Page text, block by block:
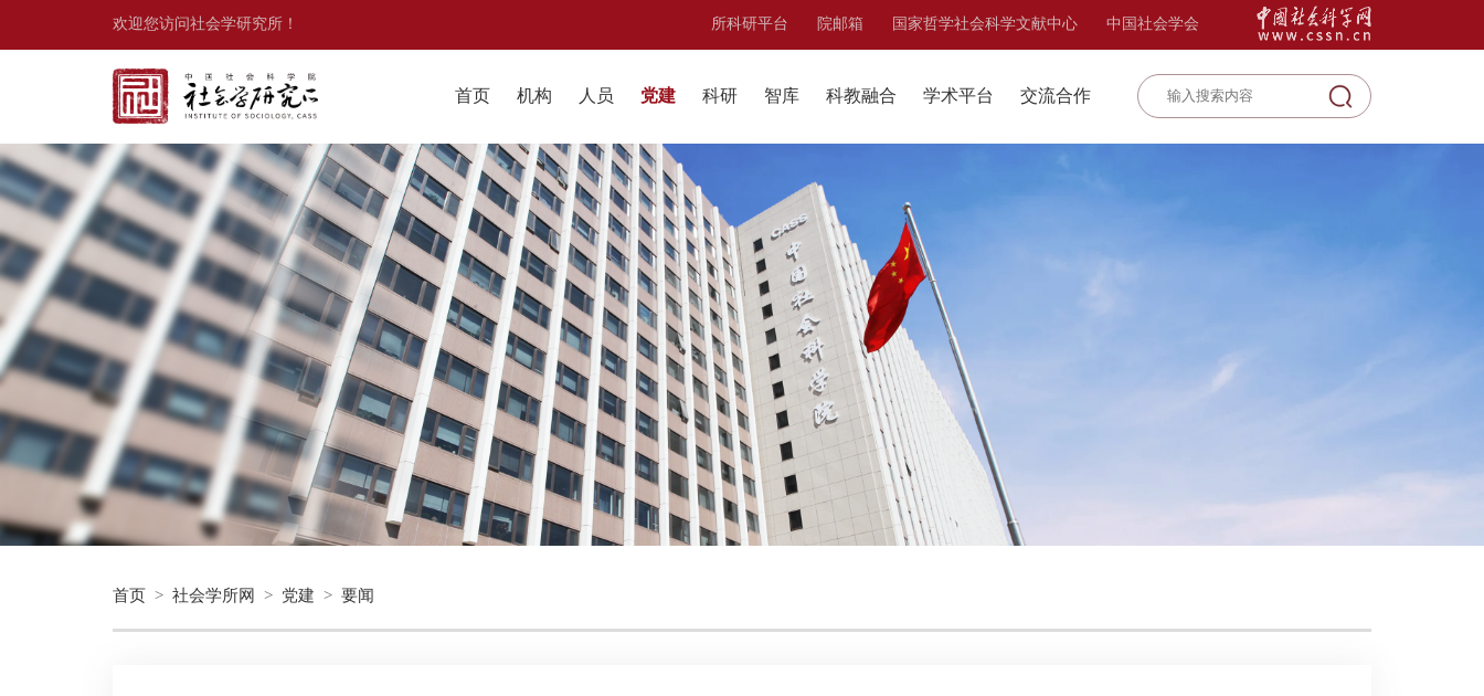
欢迎您访问社会学研究所！ 所科研平台 院邮箱 国家哲学社会科学文献中心 中国社会学会
首页 机构 人员 党建 科研 智库 科教融合 学术平台 交流合作
首页 > 社会学所网 > 党建 > 要闻